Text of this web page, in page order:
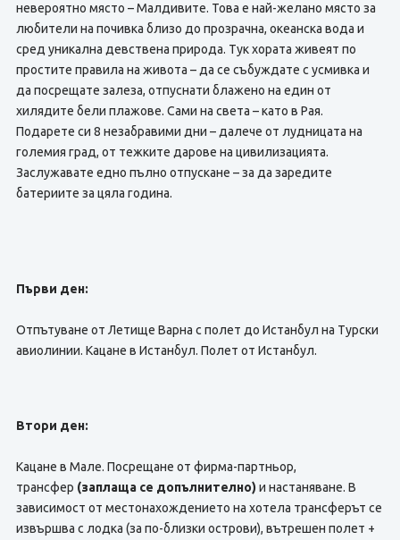
невероятно място – Малдивите. Това е най-желано място за
любители на почивка близо до прозрачна, океанска вода и
сред уникална девствена природа. Тук хората живеят по
простите правила на живота – да се събуждате с усмивка и
да посрещате залеза, отпуснати блажено на един от
хилядите бели плажове. Сами на света – като в Рая.
Подарете си 8 незабравими дни – далече от лудницата на
големия град, от тежките дарове на цивилизацията.
Заслужавате едно пълно отпускане – за да заредите
батериите за цяла година.
Първи ден:
Отпътуване от Летище Варна с полет до Истанбул на Турски
авиолинии. Кацане в Истанбул. Полет от Истанбул.
Втори ден:
Кацане в Мале. Посрещане от фирма-партньор,
трансфер (заплаща се допълнително) и настаняване. В
зависимост от местонахождението на хотела трансферът се
извършва с лодка (за по-близки острови), вътрешен полет +